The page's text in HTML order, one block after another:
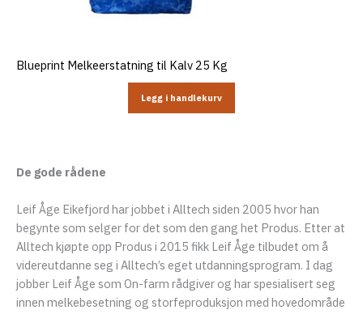
Blueprint Melkeerstatning til Kalv 25 Kg
Legg i handlekurv
De gode rådene
Leif Åge Eikefjord har jobbet i Alltech siden 2005 hvor han
begynte som selger for det som den gang het Produs. Etter at
Alltech kjøpte opp Produs i 2015 fikk Leif Åge tilbudet om å
videreutdanne seg i Alltech’s eget utdanningsprogram. I dag
jobber Leif Åge som On-farm rådgiver og har spesialisert seg
innen melkebesetning og storfeproduksjon med hovedområde